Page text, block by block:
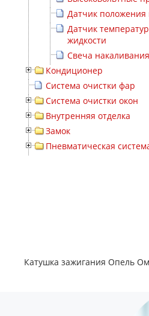
Датчик положения
Датчик
жидкости
Свеча накаливания
Кондиционер
Система очистки фар
Система очистки окон
Внутренняя отделка
Замок
Пневматическая
Катушка зажигания Опель